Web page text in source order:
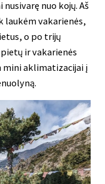
nuo kojų. Aš
laukėm vakarienės,
o po trijų
ir vakarienės
mini aklimatizacijai į